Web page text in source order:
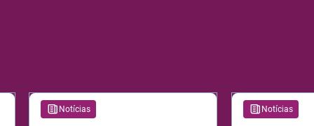
Notícias Notícias